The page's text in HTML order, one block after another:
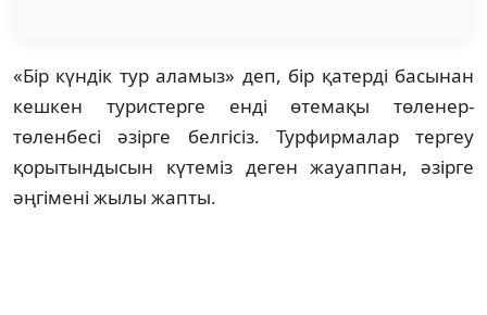
«Бір күндік тур аламыз» деп, бір қатерді басынан
кешкен туристерге енді өтемақы төленер-
төленбесі әзірге белгісіз. Турфирмалар тергеу
қорытындысын күтеміз деген жауаппан, әзірге
әңгімені жылы жапты.